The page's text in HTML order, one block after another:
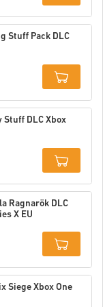
Details
Stuff Pack DLC
Details
Stuff DLC Xbox
Details
Ragnarök DLC
X EU
Details
Siege Xbox One